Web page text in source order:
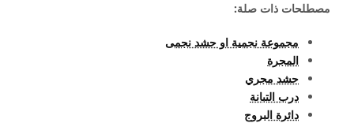
مصطلحات ذات صلة:
مجموعة نجمية او حشد نجمى
المجرة
حشد مجري
درب التبانة
دائرة البروج